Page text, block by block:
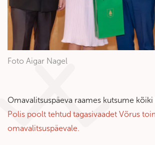
Foto Aigar Nagel
Omavalitsuspäeva raames kutsume
Polis poolt tehtud tagasivaadet Võrus
omavalitsuspäevale.